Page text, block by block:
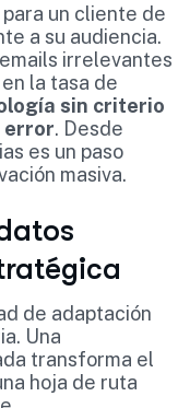
un cliente de
a su audiencia.
irrelevantes
la tasa de
sin criterio
error. Desde
es un paso
masiva.
de adaptación
Una
transforma el
hoja de ruta